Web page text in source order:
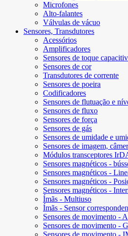
Microfones
Alto-falantes
Válvulas de vácuo
Sensores, Transdutores
Acessórios
Amplificadores
Sensores de toque
Sensores de cor
Transdutores de corrente
Sensores de poeira
Codificadores
Sensores de flutuação e
Sensores de fluxo
Sensores de força
Sensores de gás
Sensores de umidade e
Sensores de imagem,
Módulos transceptores
Sensores magnéticos -
Sensores magnéticos -
Sensores magnéticos -
Sensores magnéticos -
Ímãs - Multiuso
Ímãs - Sensor
Sensores de movimento -
Sensores de movimento -
Sensores de movimento -